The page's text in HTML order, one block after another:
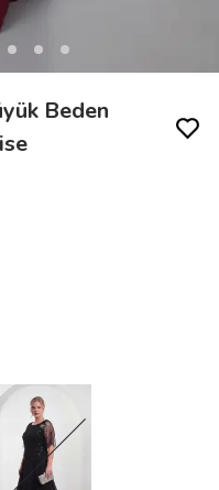
Beden